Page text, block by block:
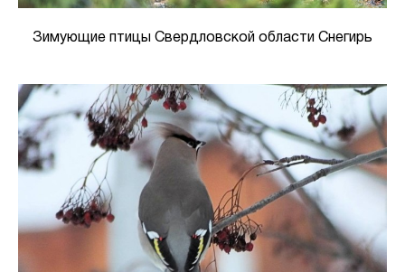
Зимующие птицы Свердловской области Снегирь